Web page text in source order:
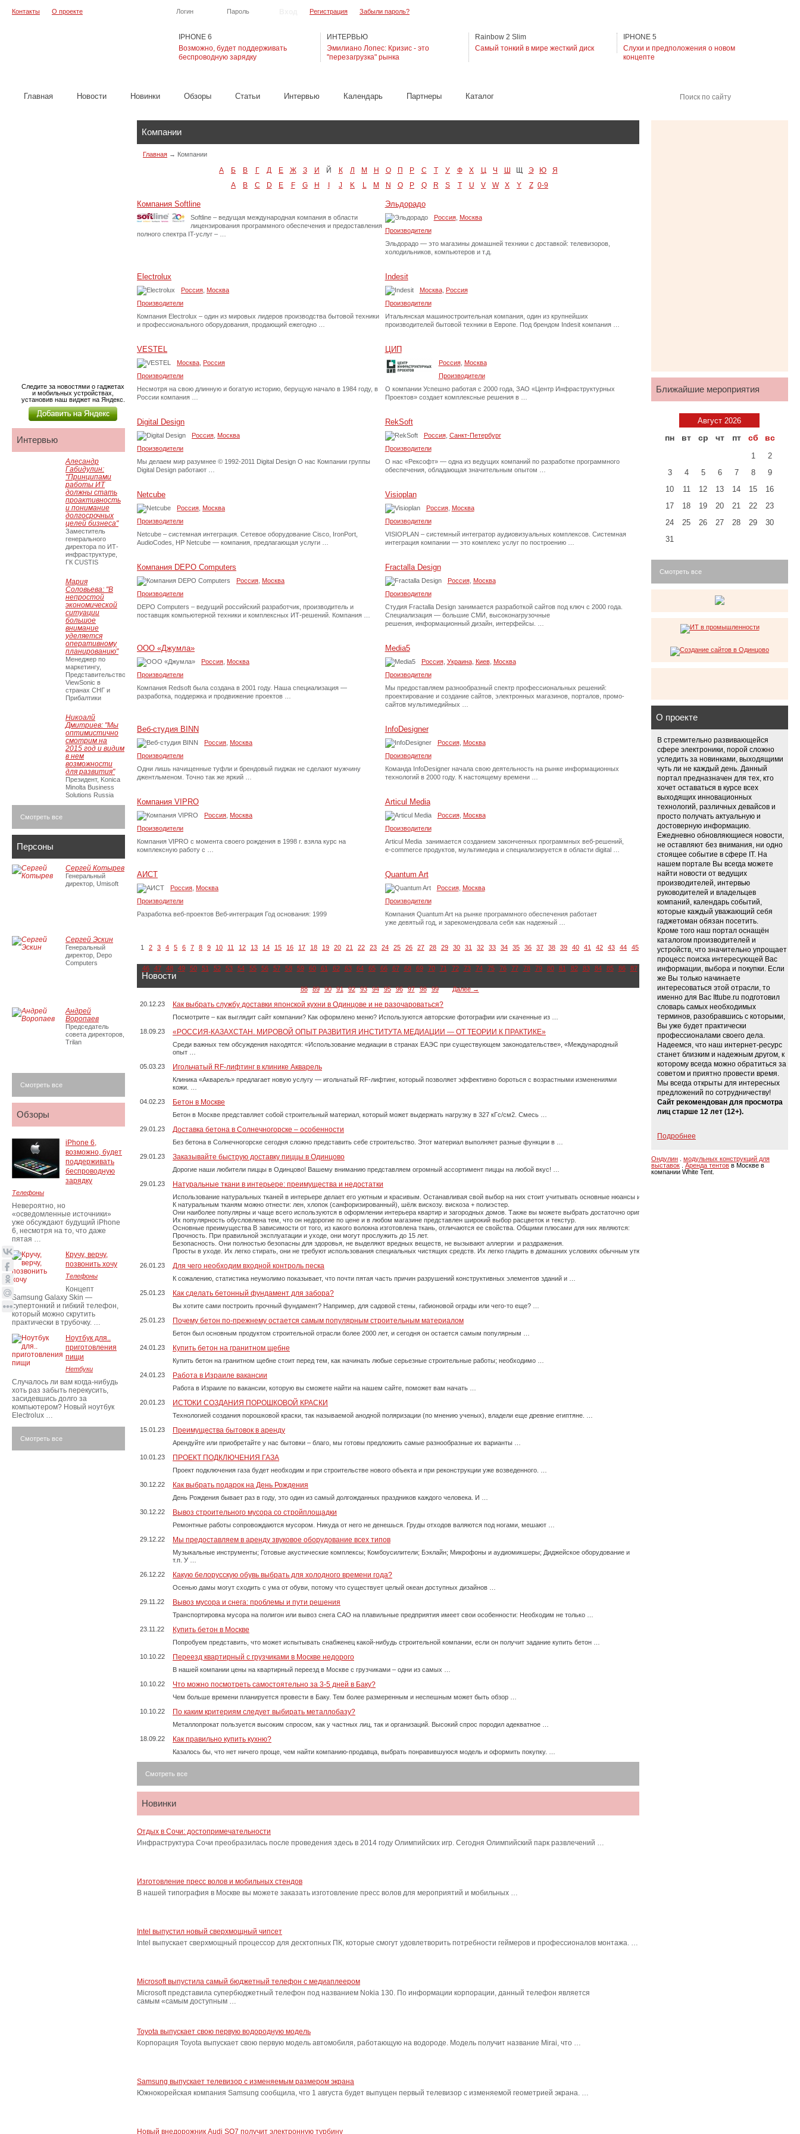
IPHONE 6
Возможно, будет поддерживать
беспроводную зарядку
ИНТЕРВЬЮ
Эмилиано Лопес: Кризис - это
"перезагрузка" рынка
Rainbow 2 Slim
Самый тонкий в мире жесткий диск
IPHONE 5
Слухи и предположения о новом
концепте
Поиск по сайту
Логин Пароль
Контакты О проекте
Главная Новости Новинки Обзоры Cтатьи Интервью Календарь Партнеры Каталог
Регистрация Забыли пароль?
Компании
Главная → Компании
А Б В Г Д Е Ж З И Й К Л М Н О П Р С Т У Ф Х Ц Ч Ш Щ Э Ю
Я
A
B C D E F G H J K L M N O P Q R S T U V W X Y Z 0-9
Компания Softline
Softline – ведущая международная компания в области
лицензирования программного обеспечения и предоставления
полного спектра IT-услуг – …
Эльдорадо
Россия, Москва
Производители
Эльдорадо — это магазины домашней техники с доставкой: телевизоров,
холодильников, компьютеров и т.д.
Electrolux
Россия Москва
Производители
Компания Electrolux – один из мировых лидеров производства бытовой техники
и профессионального оборудования, продающий ежегодно …
Indesit
Москва, Россия
Производители
Итальянская машиностроительная компания, один из крупнейших
производителей бытовой техники в Европе. Под брендом Indesit компания …
VESTEL
Москва Россия
Производители
Несмотря на свою длинную и богатую историю, берущую начало в 1984 году, в
России компания …
ЦИП
Россия, Москва
Производители
О компании Успешно работая с 2000 года, ЗАО «Центр Инфраструктурных
Проектов» создает комплексные решения в …
Digital Design
Россия Москва
Производители
Мы делаем мир разумнее © 1992-2011 Digital Design О нас Компании группы
Digital Design работают …
RekSoft
Россия, Санкт-Петербург
Производители
О нас «Рексофт» — одна из ведущих компаний по разработке программного
обеспечения, обладающая значительным опытом …
Netcube
Россия Москва
Производители
Netcube – системная интеграция. Сетевое оборудование Cisco, IronPort,
AudioCodes, HP Netcube — компания, предлагающая услуги …
Visioplan
Россия, Москва
Производители
VISIOPLAN – системный интегратор аудиовизуальных комплексов. Системная
интеграция компании — это комплекс услуг по построению …
Компания DEPO Computers
Россия Москва
Производители
DEPO Computers – ведущий российский разработчик, производитель и
поставщик компьютерной техники и комплексных ИТ-решений. Компания …
Fractalla Design
Россия, Москва
Производители
Студия Fractalla Design занимается разработкой сайтов под ключ с 2000 года.
Специализация — большие СМИ, высоконагрузочные
решения, информационный дизайн, интерфейсы. …
ООО «Джумла»
Россия Москва
Производители
Компания Redsoft была создана в 2001 году. Наша специализация —
разработка, поддержка и продвижение проектов …
Media5
Россия, Украина, Киев, Москва
Производители
Мы предоставляем разнообразный спектр профессиональных решений:
проектирование и создание сайтов, электронных магазинов, порталов, промо-
сайтов мультимедийных …
Веб-студия BINN
Россия Москва
Производители
Одни лишь начищенные туфли и брендовый пиджак не сделают мужчину
джентльменом. Точно так же яркий …
InfoDesigner
Россия, Москва
Производители
Команда InfoDesigner начала свою деятельность на рынке информационных
технологий в 2000 году. К настоящему времени …
Компания VIPRO
Россия Москва
Производители
Компания VIPRO с момента своего рождения в 1998 г. взяла курс на
комплексную работу с …
Articul Media
Россия, Москва
Производители
Articul Media занимается созданием законченных программных веб-решений,
e-commerce продуктов, мультимедиа и специализируется в области digital …
АИСТ
Россия Москва
Производители
Разработка веб-проектов Веб-интеграция Год основания: 1999
Quantum Art
Россия, Москва
Производители
Компания Quantum Art на рынке программного обеспечения работает
уже девятый год, и зарекомендовала себя как надежный …
1 2 3 4 5 6 7 8 9 10 11 12 13 14 15 16 17 18 19 20 21 22 23 24 25 26 27 28 29 30 31 32 33 34 35 36 37 38 39 40 41 42 43 44 45
46 47 48 49 50 51 52 53 54 55 56 57 58 59 60 61 62 63 64 65 66 67 68 69 70 71 72 73 74 75 76 77 78 79 80 81 82 83 84 85 86 87
88 89 90 91 92 93 94 95 96 97 98 99 Далее →
Новости
20.12.23 Как выбрать службу доставки японской кухни в Одинцове и не разочароваться?
Посмотрите – как выглядит сайт компании? Как оформлено меню? Используются авторские фотографии или скаченные из …
18.09.23
«РОССИЯ-КАЗАХСТАН. МИРОВОЙ ОПЫТ РАЗВИТИЯ ИНСТИТУТА МЕДИАЦИИ — ОТ ТЕОРИИ К ПРАКТИКЕ»
Среди важных тем обсуждения находятся: «Использование медиации в странах ЕАЭС при существующем законодательстве», «Международный
опыт …
05.03.23
Игольчатый RF-лифтинг в клинике Акварель
Клиника «Акварель» предлагает новую услугу — игольчатый RF-лифтинг, который позволяет эффективно бороться с возрастными изменениями
кожи. …
04.02.23
Бетон в Москве
Бетон в Москве представляет собой строительный материал, который может выдержать нагрузку в 327 кГс/см2. Смесь …
29.01.23
Доставка бетона в Солнечногорске – особенности
Без бетона в Солнечногорске сегодня сложно представить себе строительство. Этот материал выполняет разные функции в …
29.01.23
Заказывайте быструю доставку пиццы в Одинцово
Дорогие наши любители пиццы в Одинцово! Вашему вниманию представляем огромный ассортимент пиццы на любой вкус! …
29.01.23
Натуральные ткани в интерьере: преимущества и недостатки
Использование натуральных тканей в интерьере делает его уютным и красивым. Останавливая свой выбор на них стоит учитывать основные нюансы их использования, иначе по истечению времени
К натуральным тканям можно отнести: лен, хлопок (санфоризированный), шёлк вискозу. вискоза + полиэстер.
Они наиболее популярны и чаще всего используются в оформлении интерьера квартир и загородных домов. Также вы можете выбрать достаточно оригинальные ткани, изготовленные из крапивы,
Их популярность обусловлена тем, что он недорогие по цене и в любом магазине представлен широкий выбор расцветок и текстур.
Основные преимущества В зависимости от того, из какого волокна изготовлена ткань, отличаются ее свойства. Общими плюсами для них являются:
Прочность. При правильной эксплуатации и уходе, они могут прослужить до 15 лет.
Безопасность. Они полностью безопасны для здоровья, не выделяют вредных веществ, не вызывают аллергии и раздражения.
Просты в уходе. Их легко стирать, они не требуют использования специальных чистящих средств. Их легко гладить в домашних условиях обычным утюгом. …
26.01.23
Для чего необходим входной контроль песка
К сожалению, статистика неумолимо показывает, что почти пятая часть причин разрушений конструктивных элементов зданий и …
25.01.23
Как сделать бетонный фундамент для забора?
Вы хотите сами построить прочный фундамент? Например, для садовой стены, габионовой ограды или чего-то еще? …
25.01.23
Почему бетон по-прежнему остается самым популярным строительным материалом
Бетон был основным продуктом строительной отрасли более 2000 лет, и сегодня он остается самым популярным …
24.01.23
Купить бетон на гранитном щебне
Купить бетон на гранитном щебне стоит перед тем, как начинать любые серьезные строительные работы; необходимо …
24.01.23
Работа в Израиле вакансии
Работа в Израиле по вакансии, которую вы сможете найти на нашем сайте, поможет вам начать …
20.01.23
ИСТОКИ СОЗДАНИЯ ПОРОШКОВОЙ КРАСКИ
Технологией создания порошковой краски, так называемой анодной поляризации (по мнению ученых), владели еще древние египтяне. …
15.01.23
Преимущества бытовок в аренду
Арендуйте или приобретайте у нас бытовки – благо, мы готовы предложить самые разнообразные их варианты …
10.01.23
ПРОЕКТ ПОДКЛЮЧЕНИЯ ГАЗА
Проект подключения газа будет необходим и при строительстве нового объекта и при реконструкции уже возведенного. …
30.12.22
Как выбрать подарок на День Рождения
День Рождения бывает раз в году, это один из самый долгожданных праздников каждого человека. И …
30.12.22
Вывоз строительного мусора со стройплощадки
Ремонтные работы сопровождаются мусором. Никуда от него не денешься. Груды отходов валяются под ногами, мешают …
29.12.22
Мы предоставляем в аренду звуковое оборудование всех типов
Музыкальные инструменты; Готовые акустические комплексы; Комбоусилители; Бэклайн; Микрофоны и аудиомикшеры; Диджейское оборудование и
т.п. У …
26.12.22
Какую белорусскую обувь выбрать для холодного времени года?
Осенью дамы могут сходить с ума от обуви, потому что существует целый океан доступных дизайнов …
29.11.22
Вывоз мусора и снега: проблемы и пути решения
Транспортировка мусора на полигон или вывоз снега САО на плавильные предприятия имеет свои особенности: Необходим не только …
23.11.22
Купить бетон в Москве
Попробуем представить, что может испытывать снабженец какой-нибудь строительной компании, если он получит задание купить бетон …
10.10.22
Переезд квартирный с грузчиками в Москве недорого
В нашей компании цены на квартирный переезд в Москве с грузчиками – одни из самых …
10.10.22
Что можно посмотреть самостоятельно за 3-5 дней в Баку?
Чем больше времени планируется провести в Баку. Тем более размеренным и неспешным может быть обзор …
10.10.22
По каким критериям следует выбирать металлобазу?
Металлопрокат пользуется высоким спросом, как у частных лиц, так и организаций. Высокий спрос породил адекватное …
18.09.22
Как правильно купить кухню?
Казалось бы, что нет ничего проще, чем найти компанию-продавца, выбрать понравившуюся модель и оформить покупку. …
Смотреть все
Новинки
Отдых в Сочи: достопримечательности
Инфраструктура Сочи преобразилась после проведения здесь в 2014 году Олимпийских игр. Сегодня Олимпийский парк развлечений …
Изготовление пресс волов и мобильных стендов
В нашей типография в Москве вы можете заказать изготовление пресс волов для мероприятий и мобильных …
Intel выпустил новый сверхмощный чипсет
Intel выпускает сверхмощный процессор для десктопных ПК, которые смогут удовлетворить потребности геймеров и профессионалов монтажа. …
Microsoft выпустила самый бюджетный телефон с медиаплеером
Microsoft представила супербюджетный телефон под названием Nokia 130. По информации корпорации, данный телефон является
самым «самым доступным …
Toyota выпускает свою первую водородную модель
Корпорация Toyota выпускает свою первую модель автомобиля, работающую на водороде. Модель получит название Mirai, что …
Samsung выпускает телевизор с изменяемым размером экрана
Южнокорейская компания Samsung сообщила, что 1 августа будет выпущен первый телевизор с изменяемой геометрией экрана. …
Новый внедорожник Audi SQ7 получит электронную турбину
Следите за новостями о гаджетах
и мобильных устройствах,
установив наш виджет на Яндекс.
Интервью
Алесандр
Габидулин:
"Принципами
работы ИТ
должны стать
проактивность
и понимание
долгосрочных
целей бизнеса"
Заместитель
генерального
директора по ИТ-
инфраструктуре,
ГК CUSTIS
Мария
Соловьева: "В
непростой
экономической
ситуации
большое
внимание
уделяется
оперативному
планированию"
Менеджер по
маркетингу,
Представительство
ViewSonic в
странах СНГ и
Прибалтики
Никоалй
Дмитриев: "Мы
оптимистично
смотрим на
2015 год и видим
в нем
возможности
для развития"
Президент, Konica
Minolta Business
Solutions Russia
Смотреть все
Персоны
Сергей Котырев
Генеральный
директор, Umisoft
Сергей Эскин
Генеральный
директор, Depo
Computers
Андрей
Воропаев
Председатель
совета директоров,
Trilan
Смотреть все
Обзоры
iPhone 6,
возможно, будет
поддерживать
беспроводную
зарядку
Телефоны
Невероятно, но
«осведомленные источники»
уже обсуждают будущий iPhone
6, несмотря на то, что даже
пятая …
Кручу, верчу,
позвонить хочу
Телефоны
Концепт
Samsung Galaxy Skin —
супертонкий и гибкий телефон,
который можно скрутить
практически в трубочку. …
Ноутбук для..
приготовления
пищи
Нетбуки
Случалось ли вам когда-нибудь
хоть раз забыть перекусить,
засидевшись долго за
компьютером? Новый ноутбук
Electrolux …
Смотреть все
Ближайшие мероприятия
Август 2026
пн вт ср чт пт сб вс
1
2
3
4 5 6 7 8
9
10
11 12 13 14 15
16
17
18 19 20 21 22
23
24
25 26 27 28 29
30
31
Смотреть все
О проекте
В стремительно развивающейся
сфере электроники, порой сложно
уследить за новинками, выходящими
чуть ли не каждый день. Данный
портал предназначен для тех, кто
хочет оставаться в курсе всех
выходящих инновационных
технологий, различных девайсов и
просто получать актуальную и
достоверную информацию.
Ежедневно обновляющиеся новости,
не оставляют без внимания, ни одно
стоящее событие в сфере IT. На
нашем портале Вы всегда можете
найти новости от ведущих
производителей, интервью
руководителей и владельцев
компаний, календарь событий,
которые каждый уважающий себя
гаджетоман обязан посетить.
Кроме того наш портал оснащён
каталогом производителей и
устройств, что значительно упрощает
процесс поиска интересующей Вас
информации, выбора и покупки. Если
же Вы только начинаете
интересоваться этой отрасли, то
именно для Вас Ittube.ru подготовил
словарь самых необходимых
терминов, разобравшись с которыми,
Вы уже будет практически
профессионалами своего дела.
Надеемся, что наш интернет-ресурс
станет близким и надежным другом, к
которому всегда можно обратиться за
советом и приятно провести время.
Мы всегда открыты для интересных
предложений по сотрудничеству!
Сайт рекомендован для просмотра
лиц старше 12 лет (12+).
Подробнее
Ондулин
модульных конструкций для
выставок
Аренда тентов в Москве в
компании White Tent.